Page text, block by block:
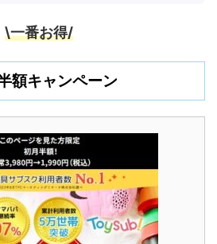
\一番お得/
額キャンペーン